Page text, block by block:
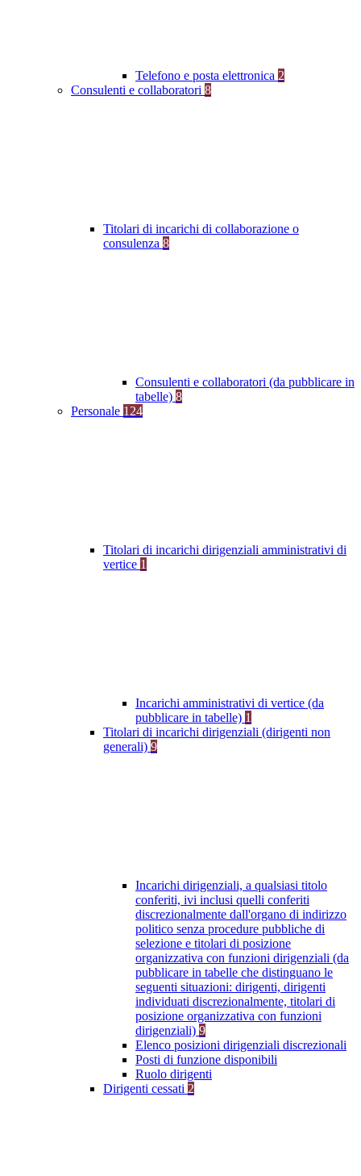
Telefono e posta elettronica 2
Consulenti e collaboratori 8
Titolari di incarichi di collaborazione o
consulenza 8
Consulenti e collaboratori (da pubblicare in
tabelle) 8
Personale 124
Titolari di incarichi dirigenziali amministrativi di
vertice 1
Incarichi amministrativi di vertice (da
pubblicare in tabelle) 1
Titolari di incarichi dirigenziali (dirigenti non
generali) 9
Incarichi dirigenziali, a qualsiasi titolo
conferiti, ivi inclusi quelli conferiti
discrezionalmente dall'organo di indirizzo
politico senza procedure pubbliche di
selezione e titolari di posizione
organizzativa con funzioni dirigenziali (da
pubblicare in tabelle che distinguano le
seguenti situazioni: dirigenti, dirigenti
individuati discrezionalmente, titolari di
posizione organizzativa con funzioni
dirigenziali) 9
Elenco posizioni dirigenziali discrezionali
Posti di funzione disponibili
Ruolo dirigenti
Dirigenti cessati 2